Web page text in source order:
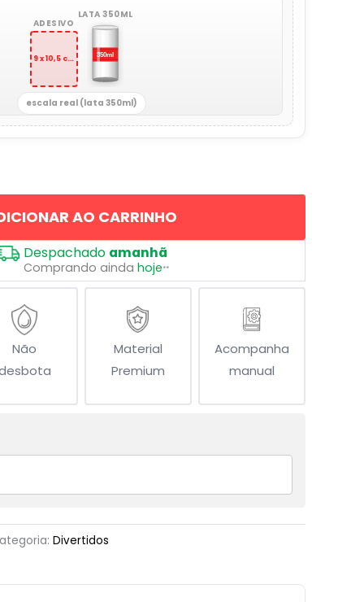
ADESIVO
9 x 10,5 cm
LATA 350ML
escala real (lata 350ml)
AO CARRINHO
Despachado amanhã
Comprando ainda hoje**
Não
Material
Premium
Acompanha
manual
Divertidos